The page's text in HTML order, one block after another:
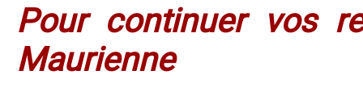
Pour continuer vos
Maurienne